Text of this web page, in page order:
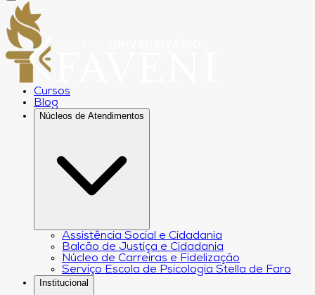
Cursos
Blog
Núcleos de Atendimentos
Assistência Social e Cidadania
Balcão de Justiça e Cidadania
Núcleo de Carreiras e Fidelização
Serviço Escola de Psicologia Stella de Faro
Institucional